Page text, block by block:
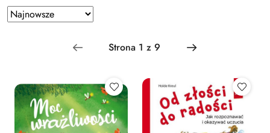
Zastosowano sortowanie: Najnowsze.
Sortuj
według